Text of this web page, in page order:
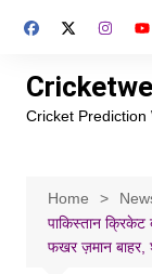
Cricket Prediction
Home
पाकिस्तान
फखर ज़मान बाहर,